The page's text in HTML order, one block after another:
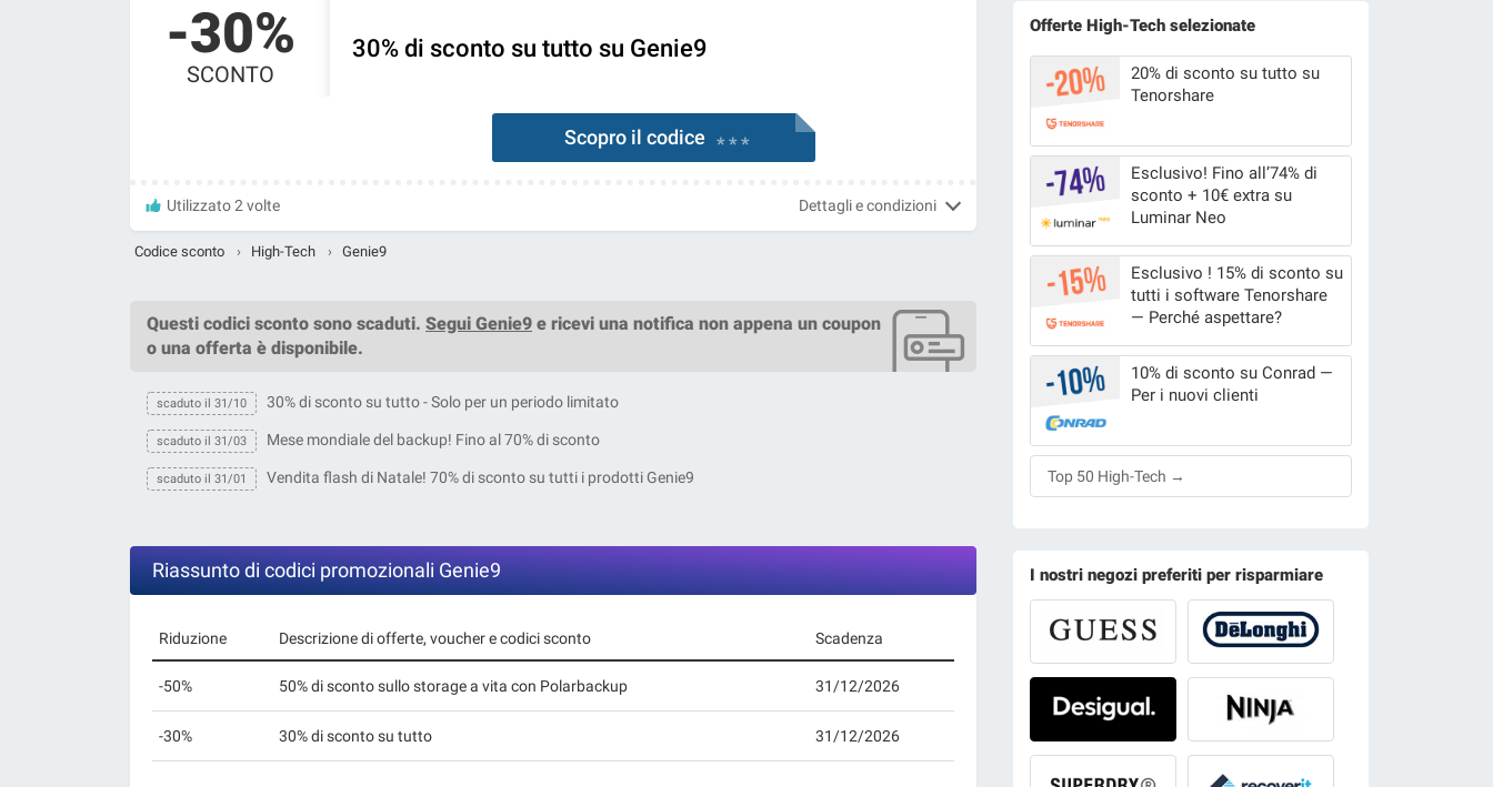
-30%
SCONTO
30% di sconto su tutto su Genie9
Scopro il codice * * *
Utilizzato 2 volte Dettagli e condizioni
Codice sconto › High-Tech › Genie9
Questi codici sconto sono scaduti. Segui Genie9 e ricevi una notifica non appena un coupon
o una offerta è disponibile.
scaduto il 31/10 30% di sconto su tutto - Solo per un periodo limitato
scaduto il 31/03 Mese mondiale del backup! Fino al 70% di sconto
scaduto il 31/01 Vendita flash di Natale! 70% di sconto su tutti i prodotti Genie9
Riassunto di codici promozionali Genie9
Riduzione Descrizione di offerte, voucher e codici sconto Scadenza
-50% 50% di sconto sullo storage a vita con Polarbackup 31/12/2026
-30% 30% di sconto su tutto 31/12/2026
Offerte High-Tech selezionate
20% di sconto su tutto su
Tenorshare
Esclusivo! Fino all’74% di
sconto + 10€ extra su
Luminar Neo
Esclusivo ! 15% di sconto su
tutti i software Tenorshare
— Perché aspettare?
10% di sconto su Conrad —
Per i nuovi clienti
Top 50 High-Tech →
I nostri negozi preferiti per risparmiare